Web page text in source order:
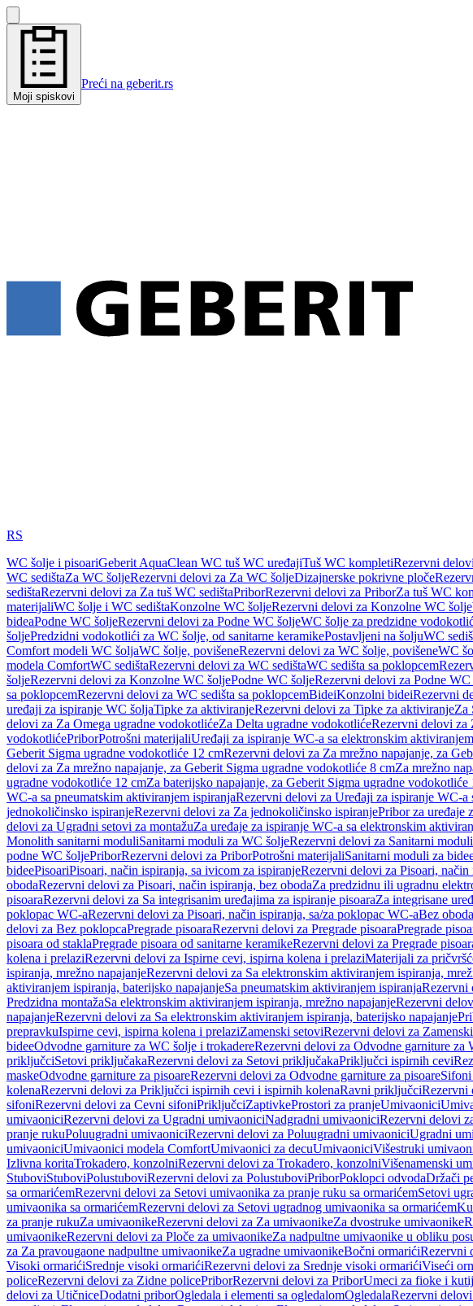
Moji spiskovi
Preći na geberit.rs
RS
WC šolje i pisoariGeberit AquaClean WC tuš WC uređajiTuš WC kompletiRezervni
WC sedištaZa WC šoljeRezervni delovi za Za WC šoljeDizajnerske pokrivne ploče
sedištaRezervni delovi za Za tuš WC sedištaPriborRezervni delovi za PriborZa tuš WC
materijaliWC šolje i WC sedištaKonzolne WC šoljeRezervni delovi za Konzolne WC šolje
bideaPodne WC šoljeRezervni delovi za Podne WC šoljeWC šolje za predzidne
šoljePredzidni vodokotlići za WC šolje, od sanitarne keramikePostavljeni na šoljuWC
Comfort modeli WC šoljaWC šolje, povišeneRezervni delovi za WC šolje, povišeneWC
modela ComfortWC sedištaRezervni delovi za WC sedištaWC sedišta sa poklopcem
šoljeRezervni delovi za Konzolne WC šoljePodne WC šoljeRezervni delovi za Podne WC
sa poklopcemRezervni delovi za WC sedišta sa poklopcemBideiKonzolni bideiRezervni
uređaji za ispiranje WC šoljaTipke za aktiviranjeRezervni delovi za Tipke za aktiviranjeZa
delovi za Za Omega ugradne vodokotlićeZa Delta ugradne vodokotlićeRezervni delovi za
vodokotlićePriborPotrošni materijaliUređaji za ispiranje WC-a sa elektronskim
Geberit Sigma ugradne vodokotliće 12 cmRezervni delovi za Za mrežno napajanje, za
delovi za Za mrežno napajanje, za Geberit Sigma ugradne vodokotliće 8 cmZa mrežno
ugradne vodokotliće 12 cmZa baterijsko napajanje, za Geberit Sigma ugradne vodokotliće
WC-a sa pneumatskim aktiviranjem ispiranjaRezervni delovi za Uređaji za ispiranje WC-a
jednokoličinsko ispiranjeRezervni delovi za Za jednokoličinsko ispiranjePribor za uređaje
delovi za Ugradni setovi za montažuZa uređaje za ispiranje WC-a sa elektronskim
Monolith sanitarni moduliSanitarni moduli za WC šoljeRezervni delovi za Sanitarni
podne WC šoljePriborRezervni delovi za PriborPotrošni materijaliSanitarni moduli za
bideePisoariPisoari, način ispiranja, sa ivicom za ispiranjeRezervni delovi za Pisoari,
obodaRezervni delovi za Pisoari, način ispiranja, bez obodaZa predzidnu ili ugradnu
pisoaraRezervni delovi za Sa integrisanim uređajima za ispiranje pisoaraZa integrisane
poklopac WC-aRezervni delovi za Pisoari, način ispiranja, sa/za poklopac WC-aBez oboda
delovi za Bez poklopcaPregrade pisoaraRezervni delovi za Pregrade pisoaraPregrade
pisoara od staklaPregrade pisoara od sanitarne keramikeRezervni delovi za Pregrade
kolena i prelaziRezervni delovi za Ispirne cevi, ispirna kolena i prelaziMaterijali za
ispiranja, mrežno napajanjeRezervni delovi za Sa elektronskim aktiviranjem ispiranja,
aktiviranjem ispiranja, baterijsko napajanjeSa pneumatskim aktiviranjem ispiranjaRezervni
Predzidna montažaSa elektronskim aktiviranjem ispiranja, mrežno napajanjeRezervni
napajanjeRezervni delovi za Sa elektronskim aktiviranjem ispiranja, baterijsko napajanje
prepravkuIspirne cevi, ispirna kolena i prelaziZamenski setoviRezervni delovi za
bideeOdvodne garniture za WC šolje i trokadereRezervni delovi za Odvodne garniture za
priključciSetovi priključakaRezervni delovi za Setovi priključakaPriključci ispirnih cevi
maskeOdvodne garniture za pisoareRezervni delovi za Odvodne garniture za pisoareSifoni
kolenaRezervni delovi za Priključci ispirnih cevi i ispirnih kolenaRavni priključciRezervni
sifoniRezervni delovi za Cevni sifoniPriključciZaptivkeProstori za pranjeUmivaonici
umivaoniciRezervni delovi za Ugradni umivaoniciNadgradni umivaoniciRezervni delovi
pranje rukuPoluugradni umivaoniciRezervni delovi za Poluugradni umivaoniciUgradni
umivaoniciUmivaonici modela ComfortUmivaonici za decuUmivaoniciVišestruki
Izlivna koritaTrokadero, konzolniRezervni delovi za Trokadero, konzolniVišenamenski
StuboviStuboviPolustuboviRezervni delovi za PolustuboviPriborPoklopci odvodaDržači
sa ormarićemRezervni delovi za Setovi umivaonika za pranje ruku sa ormarićemSetovi
umivaonika sa ormarićemRezervni delovi za Setovi ugradnog umivaonika sa ormarićem
za pranje rukuZa umivaonikeRezervni delovi za Za umivaonikeZa dvostruke umivaonike
umivaonikeRezervni delovi za Ploče za umivaonikeZa nadpultne umivaonike u obliku
za Za pravougaone nadpultne umivaonikeZa ugradne umivaonikeBočni ormarićiRezervni
Visoki ormarićiSrednje visoki ormarićiRezervni delovi za Srednje visoki ormarićiViseći
policeRezervni delovi za Zidne policePriborRezervni delovi za PriborUmeci za fioke i
delovi za UtičniceDodatni priborOgledala i elementi sa ogledalomOgledalaRezervni